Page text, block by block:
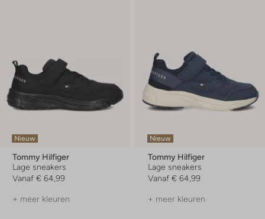
Nieuw
Tommy Hilfiger
Lage sneakers
Vanaf € 64,99
+ meer kleuren
Nieuw
Tommy Hilfiger
Lage sneakers
Vanaf € 64,99
+ meer kleuren